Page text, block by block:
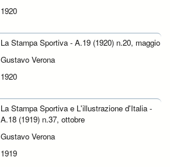
1920
La Stampa Sportiva - A.19 (1920) n.20, maggio
Gustavo Verona
1920
La Stampa Sportiva e L'illustrazione d'Italia -
A.18 (1919) n.37, ottobre
Gustavo Verona
1919